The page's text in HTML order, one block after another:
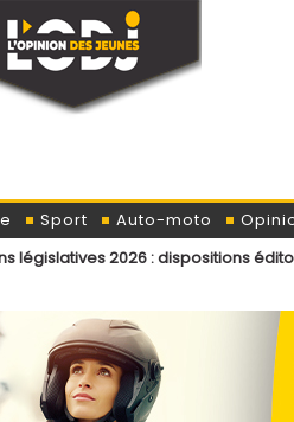
Sport Auto-moto
: dispositions éditoriales